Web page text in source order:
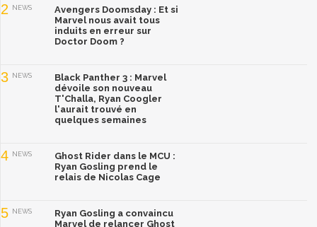
2 NEWS
Avengers Doomsday : Et si
Marvel nous avait tous
induits en erreur sur
Doctor Doom ?
3 NEWS
Black Panther 3 : Marvel
dévoile son nouveau
T'Challa, Ryan Coogler
l'aurait trouvé en
quelques semaines
4 NEWS
Ghost Rider dans le MCU :
Ryan Gosling prend le
relais de Nicolas Cage
5 NEWS
Ryan Gosling a convaincu
Marvel de relancer Ghost